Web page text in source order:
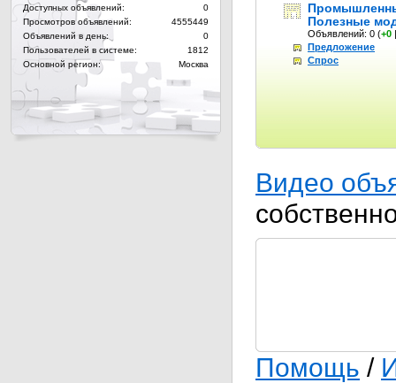
Полезные
Объявлений: 0 (+0
Предложение
Спрос
Видео
Помощь /
Доступных объявлений:
0
Просмотров объявлений:
4555449
Объявлений в день:
0
Пользователей в системе:
1812
Основной регион:
Москва